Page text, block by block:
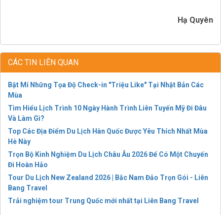
Hạ Quyên
CÁC TIN LIÊN QUAN
Bật Mí Những Tọa Độ Check-in "Triệu Like" Tại Nhật Bản Các
Mùa
Tìm Hiểu Lịch Trình 10 Ngày Hành Trình Liên Tuyến Mỹ Đi Đâu
Và Làm Gì?
Top Các Địa Điểm Du Lịch Hàn Quốc Được Yêu Thích Nhất Mùa
Hè Này
Trọn Bộ Kinh Nghiệm Du Lịch Châu Âu 2026 Để Có Một Chuyến
Đi Hoàn Hảo
Tour Du Lịch New Zealand 2026 | Bắc Nam Đảo Trọn Gói - Liên
Bang Travel
Trải nghiệm tour Trung Quốc mới nhất tại Liên Bang Travel